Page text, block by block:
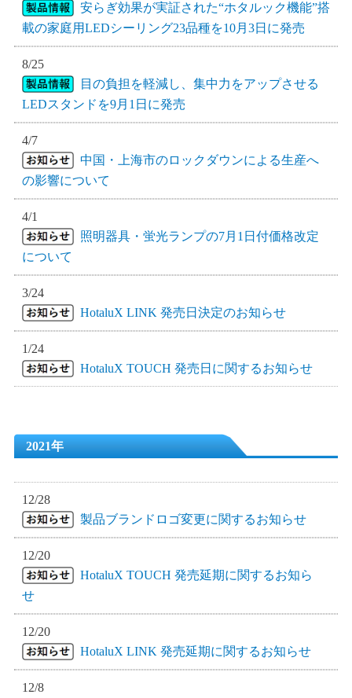
安らぎ効果が実証された“ホタルック機能”搭
載の家庭用LEDシーリング23品種を10月3日に発売
8/25
目の負担を軽減し、集中力をアップさせる
LEDスタンドを9月1日に発売
4/7
中国・上海市のロックダウンによる生産へ
の影響について
4/1
照明器具・蛍光ランプの7月1日付価格改定
について
3/24
HotaluX LINK 発売日決定のお知らせ
1/24
HotaluX TOUCH 発売日に関するお知らせ
2021年
12/28
製品ブランドロゴ変更に関するお知らせ
12/20
HotaluX TOUCH 発売延期に関するお知ら
せ
12/20
HotaluX LINK 発売延期に関するお知らせ
12/8